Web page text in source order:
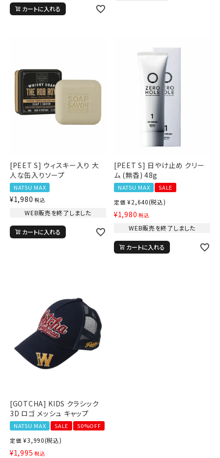
カートに入れる
[PEET S] ウィスキー入り 大
人な缶入りソープ
NATSU MAX
¥1,980 税込
WEB販売を終了しました
カートに入れる
[PEET S] 日やけ止め クリー
ム (無香) 48g
NATSU MAX
SALE
定価 ¥2,640(税込)
¥1,980 税込
WEB販売を終了しました
カートに入れる
[GOTCHA] KIDS クラシック
3D ロゴ メッシュ キャップ
NATSU MAX SALE
50%OFF
定価 ¥3,990(税込)
¥1,995 税込